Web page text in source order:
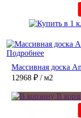
Подробнее
Массивная доска
12968 ₽ / м2
В